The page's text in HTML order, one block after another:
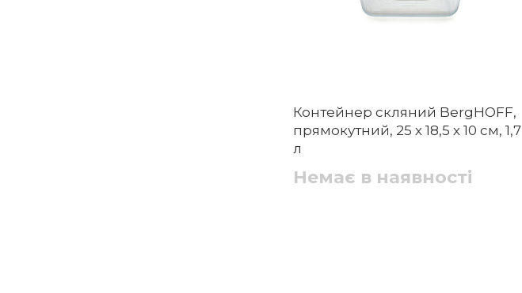
Контейнер скляний BergHOFF,
прямокутний, 25 х 18,5 х 10 см, 1,7
л
Немає в наявності